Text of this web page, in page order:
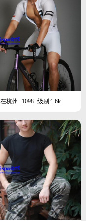
在杭州 1098 级别:1.6k